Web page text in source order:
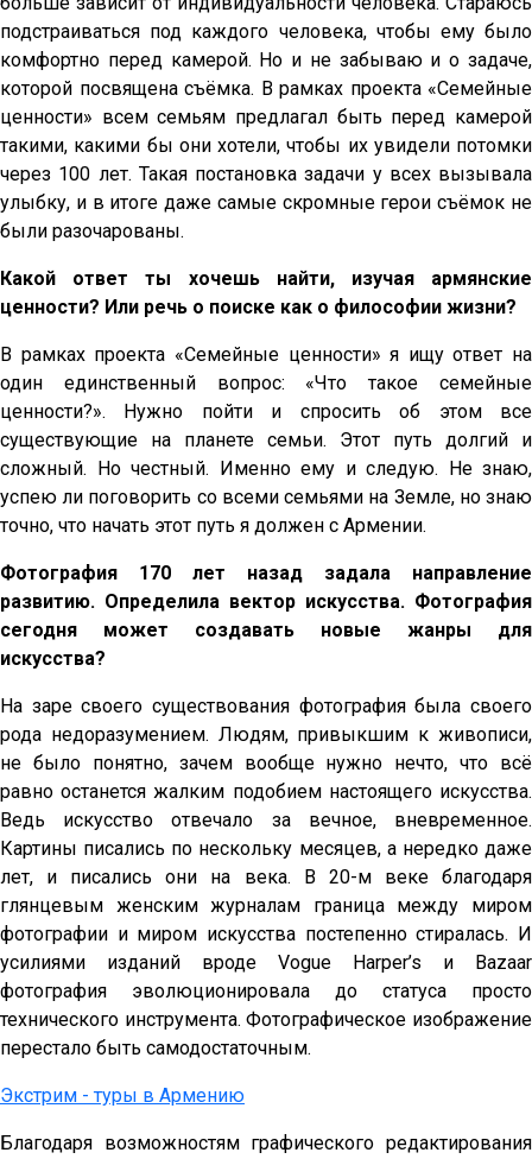
подстраиваться под каждого человека, чтобы ему было
комфортно перед камерой. Но и не забываю и о задаче,
которой посвящена съёмка. В рамках проекта «Семейные
ценности» всем семьям предлагал быть перед камерой
такими, какими бы они хотели, чтобы их увидели потомки
через 100 лет. Такая постановка задачи у всех вызывала
улыбку, и в итоге даже самые скромные герои съёмок не
были разочарованы.
Какой ответ ты хочешь найти, изучая армянские
ценности? Или речь о поиске как о философии жизни?
В рамках проекта «Семейные ценности» я ищу ответ на
один единственный вопрос: «Что такое семейные
ценности?». Нужно пойти и спросить об этом все
существующие на планете семьи. Этот путь долгий и
сложный. Но честный. Именно ему и следую. Не знаю,
успею ли поговорить со всеми семьями на Земле, но знаю
точно, что начать этот путь я должен с Армении.
Фотография 170 лет назад задала направление
развитию. Определила вектор искусства. Фотография
сегодня может создавать новые жанры для
искусства?
На заре своего существования фотография была своего
рода недоразумением. Людям, привыкшим к живописи,
не было понятно, зачем вообще нужно нечто, что всё
равно останется жалким подобием настоящего искусства.
Ведь искусство отвечало за вечное, вневременное.
Картины писались по нескольку месяцев, а нередко даже
лет, и писались они на века. В 20-м веке благодаря
глянцевым женским журналам граница между миром
фотографии и миром искусства постепенно стиралась. И
усилиями изданий вроде Vogue Harper’s и Bazaar
фотография эволюционировала до статуса просто
технического инструмента. Фотографическое изображение
перестало быть самодостаточным.
Экстрим - туры в Армению
Благодаря возможностям графического редактирования